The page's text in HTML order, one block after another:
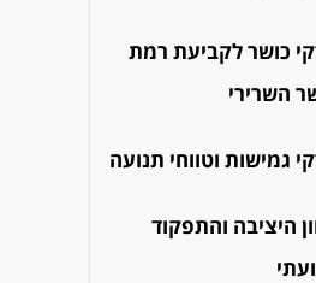
כושר לקביעת רמת
השרירי
גמישות וטווחי תנועה
היציבה והתפקוד